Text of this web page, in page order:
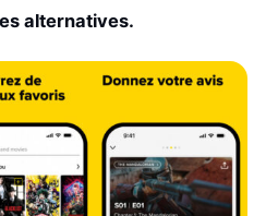
alternatives.